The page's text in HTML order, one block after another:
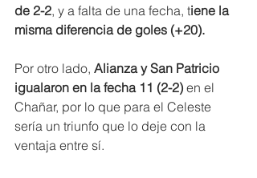
de 2-2, y a falta de una fecha, tiene la
misma diferencia de goles (+20).
Por otro lado, Alianza y San Patricio
igualaron en la fecha 11 (2-2) en el
Chañar, por lo que para el Celeste
sería un triunfo que lo deje con la
ventaja entre sí.